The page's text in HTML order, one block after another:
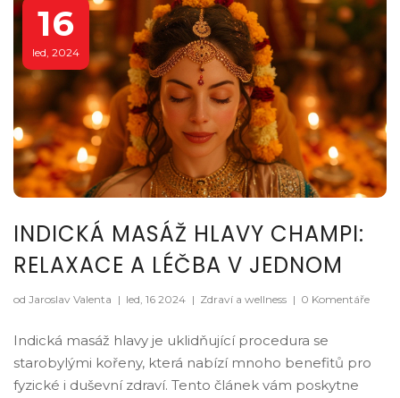
16
led, 2024
INDICKÁ MASÁŽ HLAVY CHAMPI:
RELAXACE A LÉČBA V JEDNOM
od Jaroslav Valenta | led, 16 2024 | Zdraví a wellness | 0 Komentáře
Indická masáž hlavy je uklidňující procedura se
starobylými kořeny, která nabízí mnoho benefitů pro
fyzické i duševní zdraví. Tento článek vám poskytne